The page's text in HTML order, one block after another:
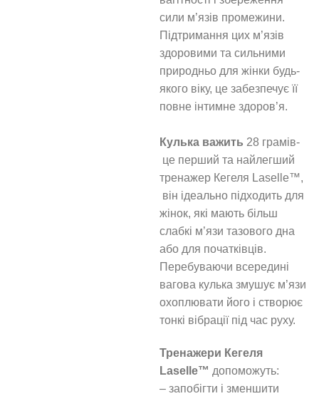
сили м’язів промежини.
Підтримання цих м’язів
здоровими та сильними
природньо для жінки будь-
якого віку, це забезпечує її
повне інтимне здоров’я.
Кулька важить 28 грамів-
це перший та найлегший
тренажер Кегеля Laselle™,
він ідеально підходить для
жінок, які мають більш
слабкі м’язи тазового дна
або для початківців.
Перебуваючи всередині
вагова кулька змушує м’язи
охоплювати його і створює
тонкі вібрації під час руху.
Тренажери Кегеля
Laselle™ допоможуть:
– запобігти і зменшити